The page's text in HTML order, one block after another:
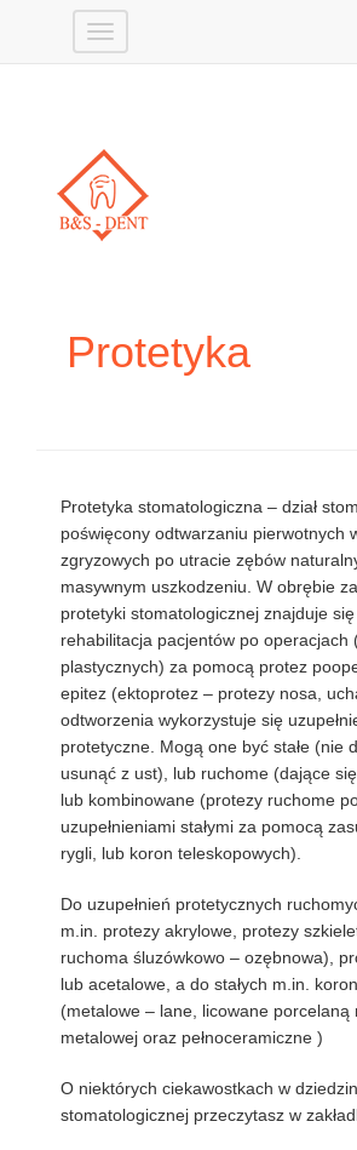
Protetyka
Protetyka stomatologiczna – dział
poświęcony odtwarzaniu pierwotnych
zgryzowych po utracie zębów
masywnym uszkodzeniu. W obrębie
protetyki stomatologicznej znajduje
rehabilitacja pacjentów po operacjach
plastycznych) za pomocą protez
epitez (ektoprotez – protezy nosa,
odtworzenia wykorzystuje się
protetyczne. Mogą one być stałe (nie
usunąć z ust), lub ruchome (dające
lub kombinowane (protezy ruchome
uzupełnieniami stałymi za pomocą
rygli, lub koron teleskopowych).
Do uzupełnień protetycznych
m.in. protezy akrylowe, protezy
ruchoma śluzówkowo – ozębnowa),
lub acetalowe, a do stałych m.in.
(metalowe – lane, licowane porcelaną
metalowej oraz pełnoceramiczne )
O niektórych ciekawostkach w
stomatologicznej przeczytasz w